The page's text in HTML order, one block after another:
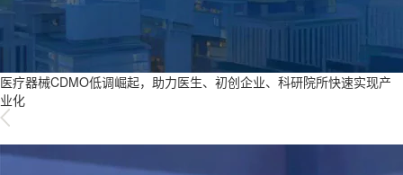
医疗器械CDMO低调崛起，助力医生、初创企业、科研院所快速实现产
业化